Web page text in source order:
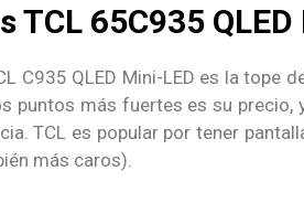
65C935
C935 QLED Mini-LED es la tope
puntos más fuertes es su precio,
TCL es popular por tener
más caros).